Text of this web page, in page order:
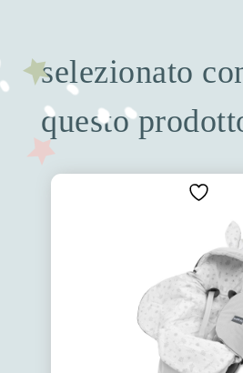
selezionato
questo